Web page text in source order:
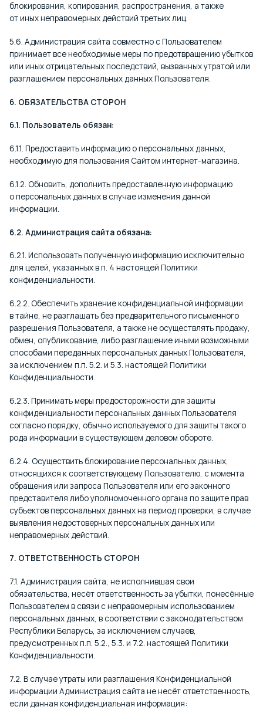
блокирования, копирования, распространения, а также
от иных неправомерных действий третьих лиц.
5.6. Администрация сайта совместно с Пользователем
принимает все необходимые меры по предотвращению убытков
или иных отрицательных последствий, вызванных утратой или
разглашением персональных данных Пользователя.
6. ОБЯЗАТЕЛЬСТВА СТОРОН
6.1. Пользователь обязан:
6.1.1. Предоставить информацию о персональных данных,
необходимую для пользования Сайтом интернет-магазина.
6.1.2. Обновить, дополнить предоставленную информацию
о персональных данных в случае изменения данной
информации.
6.2. Администрация сайта обязана:
6.2.1. Использовать полученную информацию исключительно
для целей, указанных в п. 4 настоящей Политики
конфиденциальности.
6.2.2. Обеспечить хранение конфиденциальной информации
в тайне, не разглашать без предварительного письменного
разрешения Пользователя, а также не осуществлять продажу,
обмен, опубликование, либо разглашение иными возможными
способами переданных персональных данных Пользователя,
за исключением п.п. 5.2. и 5.3. настоящей Политики
Конфиденциальности.
6.2.3. Принимать меры предосторожности для защиты
конфиденциальности персональных данных Пользователя
согласно порядку, обычно используемого для защиты такого
рода информации в существующем деловом обороте.
6.2.4. Осуществить блокирование персональных данных,
относящихся к соответствующему Пользователю, с момента
обращения или запроса Пользователя или его законного
представителя либо уполномоченного органа по защите прав
субъектов персональных данных на период проверки, в случае
выявления недостоверных персональных данных или
неправомерных действий.
7. ОТВЕТСТВЕННОСТЬ СТОРОН
7.1. Администрация сайта, не исполнившая свои
обязательства, несёт ответственность за убытки, понесённые
Пользователем в связи с неправомерным использованием
персональных данных, в соответствии с законодательством
Республики Беларусь, за исключением случаев,
предусмотренных п.п. 5.2., 5.3. и 7.2. настоящей Политики
Конфиденциальности.
7.2. В случае утраты или разглашения Конфиденциальной
информации Администрация сайта не несёт ответственность,
если данная конфиденциальная информация: